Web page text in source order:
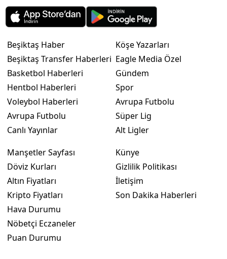
Beşiktaş Haber
Beşiktaş Transfer Haberleri
Basketbol Haberleri
Hentbol Haberleri
Voleybol Haberleri
Avrupa Futbolu
Canlı Yayınlar
Köşe Yazarları
Eagle Media Özel
Gündem
Spor
Avrupa Futbolu
Süper Lig
Alt Ligler
Manşetler Sayfası
Döviz Kurları
Altın Fiyatları
Kripto Fiyatları
Hava Durumu
Nöbetçi Eczaneler
Puan Durumu
Künye
Gizlilik Politikası
İletişim
Son Dakika Haberleri